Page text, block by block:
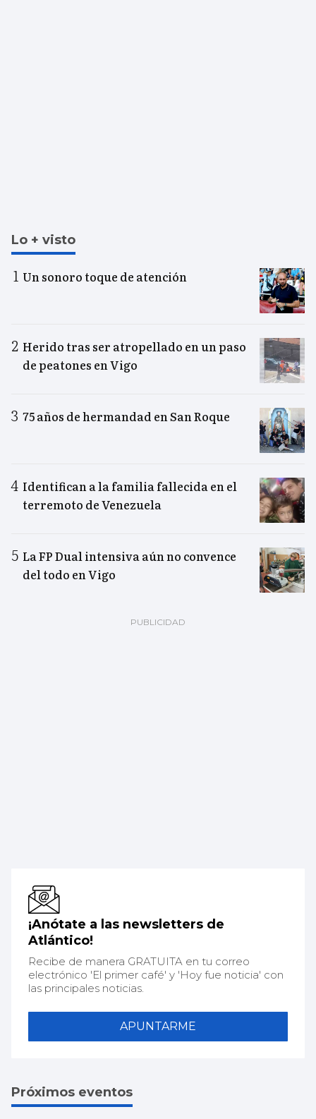
Lo + visto
Un sonoro toque de atención
Herido tras ser atropellado en un paso
de peatones en Vigo
75 años de hermandad en San Roque
Identifican a la familia fallecida en el
terremoto de Venezuela
La FP Dual intensiva aún no convence
del todo en Vigo
¡Anótate a las newsletters de
Atlántico!
Recibe de manera GRATUITA en tu correo
electrónico 'El primer café' y 'Hoy fue noticia' con
las principales noticias.
APUNTARME
Próximos eventos